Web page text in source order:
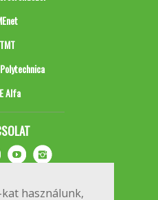
használunk,
Alfa